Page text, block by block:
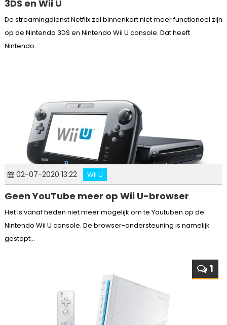
3DS en Wii U
De streamingdienst Netflix zal binnenkort niet meer functioneel zijn
op de Nintendo 3DS en Nintendo Wii U console. Dat heeft
Nintendo...
02-07-2020 13:22 WII U
Geen YouTube meer op Wii U-browser
Het is vanaf heden niet meer mogelijk om te Youtuben op de
Nintendo Wii U console. De browser-ondersteuning is namelijk
gestopt...
1